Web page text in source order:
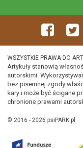
WSZYSTKIE PRAWA DO
Artykuły stanowią
autorskimi.
bez pisemnej zgody
kary i może być ścigane
chronione prawami
© 2016 - 2026 psiPARK.pl